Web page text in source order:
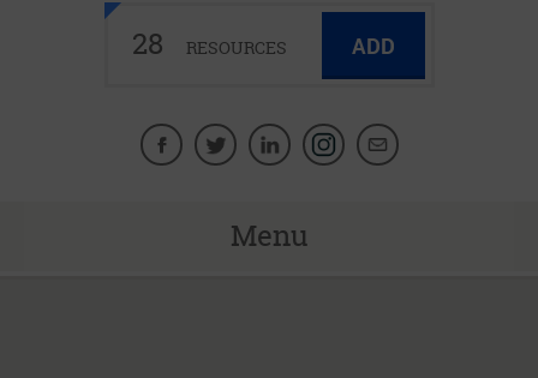
28 RESOURCES ADD
Menu